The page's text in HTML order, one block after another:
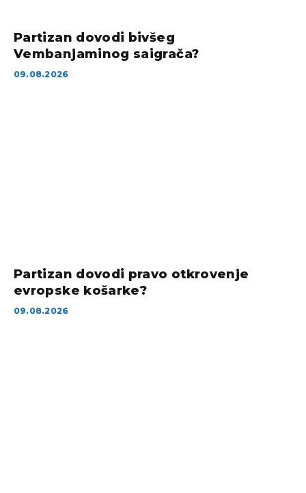
Partizan dovodi bivšeg
Vembanjaminog saigrača?
09.08.2026
Partizan dovodi pravo otkrovenje
evropske košarke?
09.08.2026